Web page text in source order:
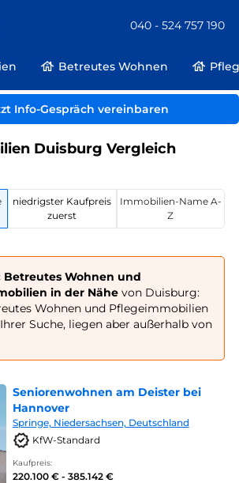
040 - 524 757 190
Betreutes Wohnen
Info-Gespräch vereinbaren
Deutschland
Duisburg Vergleich
niedrigster Kaufpreis
zuerst
Immobilien-Name A-
Z
Betreutes Wohnen und
in der Nähevon Duisburg:
Wohnen und Pflegeimmobilien
Suche, liegen aber außerhalb von
Seniorenwohnen am Deister bei
Hannover
Springe, Niedersachsen, Deutschland
KfW-Standard
Kaufpreis:
220.100 € - 385.142 €